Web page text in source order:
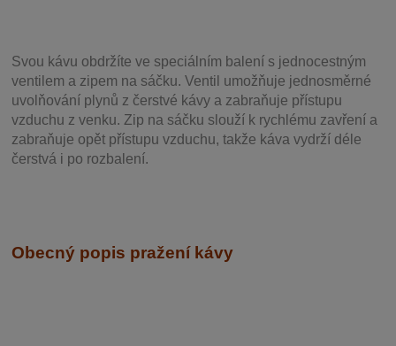
Svou kávu obdržíte ve speciálním balení s jednocestným
ventilem a zipem na sáčku. Ventil umožňuje jednosměrné
uvolňování plynů z čerstvé kávy a zabraňuje přístupu
vzduchu z venku. Zip na sáčku slouží k rychlému zavření a
zabraňuje opět přístupu vzduchu, takže káva vydrží déle
čerstvá i po rozbalení.
Obecný popis pražení kávy